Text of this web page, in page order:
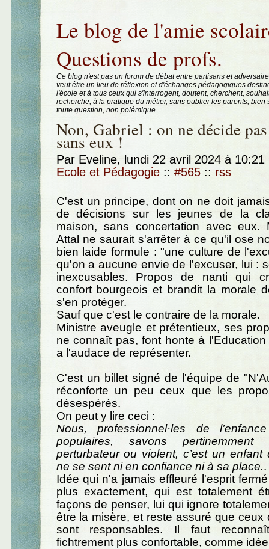
Le blog de l'amie
Questions de profs.
Ce blog n'est pas un forum de débat entre partisans et
veut être un lieu de réflexion et d'échanges pédagogiques
l'école et à tous ceux qui s'interrogent, doutent, cherchent,
recherche, à la pratique du métier, sans oublier les parents, bien
toute question, non polémique...
Non, Gabriel : on ne décide
sans eux !
Par Eveline, lundi 22 avril 2024 à 10:21
Ecole et Pédagogie :: #565 :: rss
C'est un principe, dont on ne doit
de décisions sur les jeunes de la
maison, sans concertation avec eux.
Attal ne saurait s'arrêter à ce qu'il ose
bien laide formule : "une culture de
qu'on a aucune envie de l'excuser, lui :
inexcusables. Propos de nanti qui
confort bourgeois et brandit la morale
s'en protéger.
Sauf que c'est le contraire de la morale.
Ministre aveugle et prétentieux, ses
ne connaît pas, font honte à
a l'audace de représenter.
C'est un billet signé de l'équipe de
réconforte un peu ceux que les
désespérés.
On peut y lire ceci :
Nous, professionnel·les de
populaires, savons pertinemment
perturbateur ou violent, c’est un enfant
ne se sent ni en confiance ni à sa place..
Idée qui n'a jamais effleuré l'esprit
plus exactement, qui est totalement
façons de penser, lui qui ignore
être la misère, et reste assuré que ceux
sont responsables. Il faut
fichtrement plus confortable, comme